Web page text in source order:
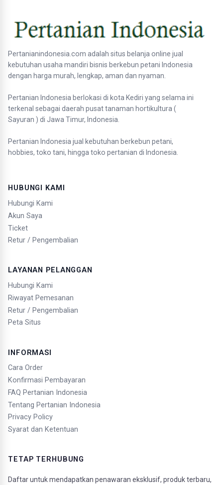
Pertanianindonesia.com adalah situs belanja online jual
kebutuhan usaha mandiri bisnis berkebun petani Indonesia
dengan harga murah, lengkap, aman dan nyaman.
Pertanian Indonesia berlokasi di kota Kediri yang selama ini
terkenal sebagai daerah pusat tanaman hortikultura (
Sayuran ) di Jawa Timur, Indonesia.
Pertanian Indonesia jual kebutuhan berkebun petani,
hobbies, toko tani, hingga toko pertanian di Indonesia.
HUBUNGI KAMI
Hubungi Kami
Akun Saya
Ticket
Retur / Pengembalian
LAYANAN PELANGGAN
Hubungi Kami
Riwayat Pemesanan
Retur / Pengembalian
Peta Situs
INFORMASI
Cara Order
Konfirmasi Pembayaran
FAQ Pertanian Indonesia
Tentang Pertanian Indonesia
Privacy Policy
Syarat dan Ketentuan
TETAP TERHUBUNG
Daftar untuk mendapatkan penawaran eksklusif, produk terbaru,